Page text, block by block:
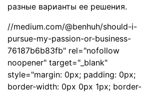
разные варианты ее решения.
//medium.com/@benhuh/should-i-
pursue-my-passion-or-business-
76187b6b83fb" rel="nofollow
noopener" target="_blank"
style="margin: 0px; padding: 0px;
border-width: 0px 0px 1px; border-